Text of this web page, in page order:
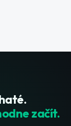
začít.